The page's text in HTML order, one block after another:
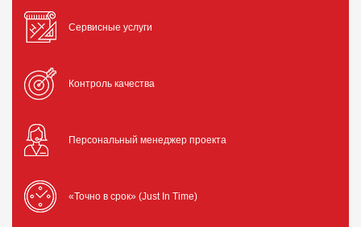
Сервисные услуги
Контроль качества
Персональный менеджер проекта
«Точно в срок» (Just In Time)